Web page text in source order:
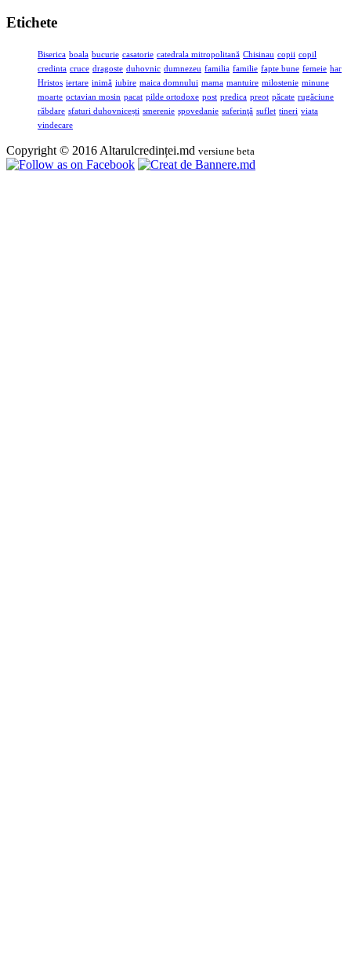
Etichete
Biserica boala bucurie casatorie catedrala mitropolitană Chisinau copii copil
credinta cruce dragoste duhovnic dumnezeu familia familie fapte bune femeie har
Hristos iertare inimă iubire maica domnului mama mantuire milostenie minune
moarte octavian mosin pacat pilde ortodoxe post predica preot păcate rugăciune
răbdare sfaturi duhovnicești smerenie spovedanie suferinţă suflet tineri viata
vindecare
Copyright © 2016 Altarulcredinței.md versiune beta